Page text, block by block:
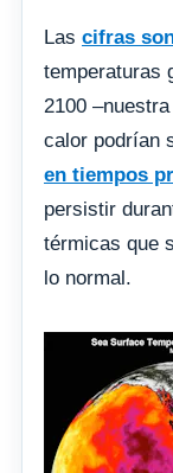
Las cifras
temperaturas
2100
calor podrían
en tiempos
persistir
térmicas que
lo normal.